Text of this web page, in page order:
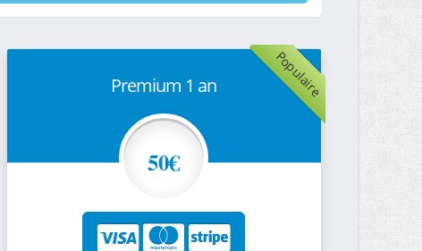
Populaire
Premium 1 an
50€